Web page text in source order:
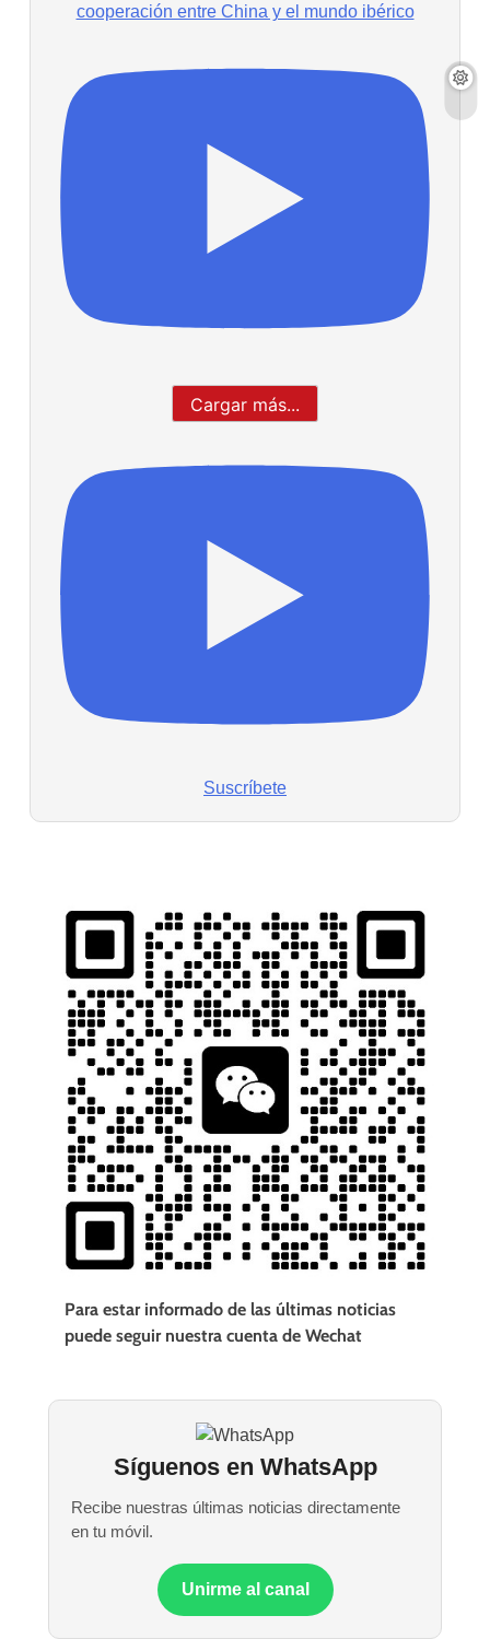
cooperación entre China y el mundo ibérico
Cargar más...
Suscríbete
Para estar informado de las últimas noticias
puede seguir nuestra cuenta de Wechat
Síguenos en WhatsApp
Recibe nuestras últimas noticias directamente
en tu móvil.
Unirme al canal